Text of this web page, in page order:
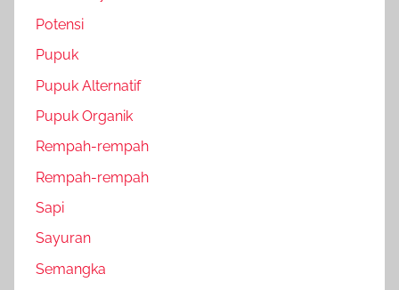
Potensi
Pupuk
Pupuk Alternatif
Pupuk Organik
Rempah-rempah
Rempah-rempah
Sapi
Sayuran
Semangka